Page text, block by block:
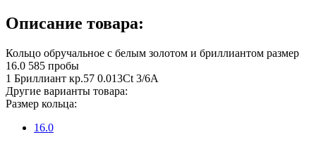
Описание товара:
Кольцо обручальное с белым золотом и бриллиантом размер
16.0 585 пробы
1 Бриллиант кр.57 0.013Ct 3/6А
Другие варианты товара:
Размер кольца:
16.0